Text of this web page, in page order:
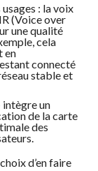
: la voix
(Voice over
une qualité
cela
en
connecté
stable et
intègre un
de la carte
des
d’en faire